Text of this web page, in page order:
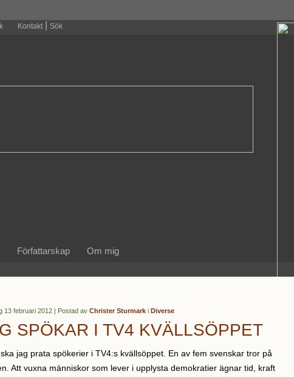
Kontakt| Sök
Författarskap Om mig
13 februari 2012 | Postad av Christer Sturmarki Diverse
SPÖKAR I TV4 KVÄLLSÖPPET
jag prata spökerier i TV4:s kvällsöppet. En av fem svenskar tror på
Att vuxna människor som lever i upplysta demokratier ägnar tid, kraft